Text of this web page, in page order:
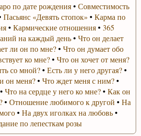
по дате рождения• Совместимость
Пасьянс «Девять стопок» • Карма по
•Кармические отношения•365
на каждый день• Что он делает
ли он по мне?•Что он думает обо
ко мне?• Что он хочет от меня?
со мной?•Есть ли у него другая?•
он меня?•Что ждет меня с ним?•
Что на сердце у него ко мне?• Как он
• Отношение любимого к другой • На
•На двух иголках на любовь•
по лепесткам розы